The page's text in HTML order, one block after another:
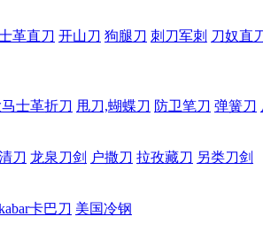
革直刀 开山刀 狗腿刀 刺刀军刺 刀奴直
士革折刀 甩刀,蝴蝶刀 防卫笔刀 弹簧刀
刀 龙泉刀剑 户撒刀 拉孜藏刀 另类刀剑
卡巴刀 美国冷钢